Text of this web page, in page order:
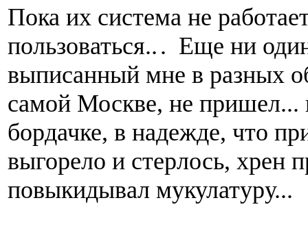
Пока их система не
пользоваться.. . Еще ни
выписанный мне в разных
самой Москве, не пришел...
бордачке, в надежде, что
выгорело и стерлось, хрен
повыкидывал мукулатуру...